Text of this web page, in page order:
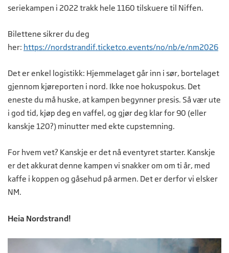
seriekampen i 2022 trakk hele 1160 tilskuere til Niffen.
Bilettene sikrer du deg
her: https://nordstrandif.ticketco.events/no/nb/e/nm2026
Det er enkel logistikk: Hjemmelaget går inn i sør, bortelaget
gjennom kjøreporten i nord. Ikke noe hokuspokus. Det
eneste du må huske, at kampen begynner presis. Så vær ute
i god tid, kjøp deg en vaffel, og gjør deg klar for 90 (eller
kanskje 120?) minutter med ekte cupstemning.
For hvem vet? Kanskje er det nå eventyret starter. Kanskje
er det akkurat denne kampen vi snakker om om ti år, med
kaffe i koppen og gåsehud på armen. Det er derfor vi elsker
NM.
Heia Nordstrand!